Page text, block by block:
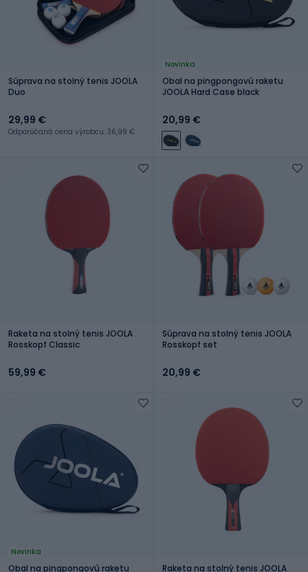
Súprava na stolný tenis JOOLA
Duo
29,99 €
Odporúčaná cena výrobcu: 36,99 €
Novinka
Obal na pingpongovú raketu
JOOLA Hard Case black
20,99 €
Raketa na stolný tenis JOOLA
Rosskopf Classic
59,99 €
Súprava na stolný tenis JOOLA
Rosskopf set
20,99 €
Novinka
Obal na pingpongovú raketu Raketa na stolný tenis JOOLA